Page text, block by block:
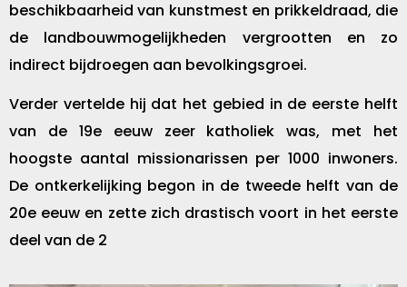
beschikbaarheid van kunstmest en prikkeldraad, die
de landbouwmogelijkheden vergrootten en zo
indirect bijdroegen aan bevolkingsgroei.
Verder vertelde hij dat het gebied in de eerste helft
van de 19e eeuw zeer katholiek was, met het
hoogste aantal missionarissen per 1000 inwoners.
De ontkerkelijking begon in de tweede helft van de
20e eeuw en zette zich drastisch voort in het eerste
deel van de 2